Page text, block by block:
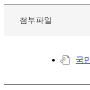
첨부파일
국